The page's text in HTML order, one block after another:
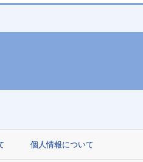
個人情報について